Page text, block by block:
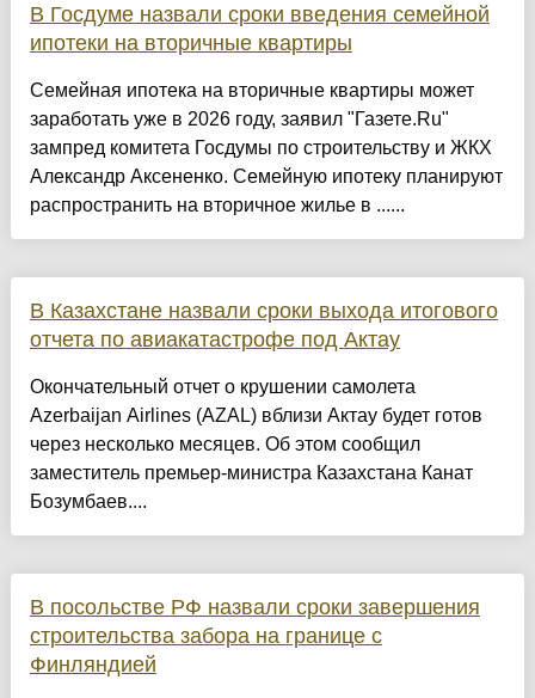
В Госдуме назвали сроки введения семейной
ипотеки на вторичные квартиры
Семейная ипотека на вторичные квартиры может
заработать уже в 2026 году, заявил "Газете.Ru"
зампред комитета Госдумы по строительству и ЖКХ
Александр Аксененко. Семейную ипотеку планируют
распространить на вторичное жилье в ......
В Казахстане назвали сроки выхода итогового
отчета по авиакатастрофе под Актау
Окончательный отчет о крушении самолета
Azerbaijan Airlines (AZAL) вблизи Актау будет готов
через несколько месяцев. Об этом сообщил
заместитель премьер-министра Казахстана Канат
Бозумбаев....
В посольстве РФ назвали сроки завершения
строительства забора на границе с
Финляндией